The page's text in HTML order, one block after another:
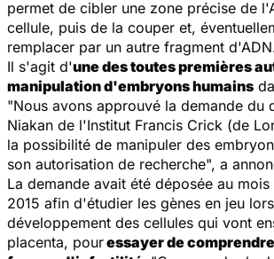
permet de cibler une zone précise de
cellule, puis de la couper et,
remplacer par un autre fragment
Il s'agit d'une des toutes premières
manipulation d'embryons humains
"Nous avons approuvé la demande du
Niakan de l'Institut Francis Crick (de
la possibilité de manipuler des
son autorisation de recherche", a
La demande avait été déposée au
2015 afin d'étudier les gènes en jeu
développement des cellules qui vont
placenta, pouressayer de